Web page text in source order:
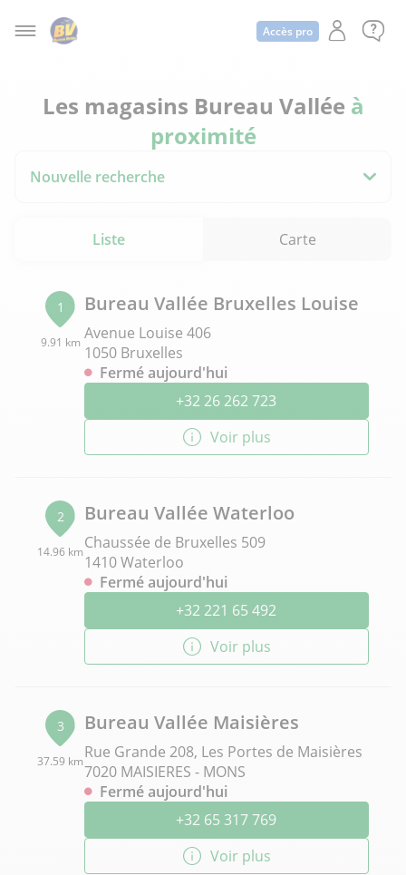
Accès pro
Les magasins Bureau Vallée à
proximité
Nouvelle recherche
Liste Carte
1
9.91 km
Bureau Vallée Bruxelles Louise
Avenue Louise 406
1050 Bruxelles
Fermé aujourd'hui
+32 26 262 723
Voir plus
2
14.96 km
Bureau Vallée Waterloo
Chaussée de Bruxelles 509
1410 Waterloo
Fermé aujourd'hui
+32 221 65 492
Voir plus
3
37.59 km
Bureau Vallée Maisières
Rue Grande 208, Les Portes de Maisières
7020 MAISIERES - MONS
Fermé aujourd'hui
+32 65 317 769
Voir plus